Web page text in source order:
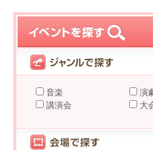
音楽 演
講演会
大